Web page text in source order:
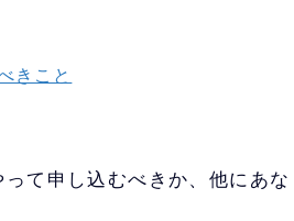
きこと
て申し込むべきか、他にあな